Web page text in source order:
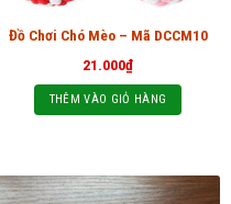
Đồ Chơi Chó Mèo – Mã DCCM10
21.000₫
THÊM VÀO GIỎ HÀNG